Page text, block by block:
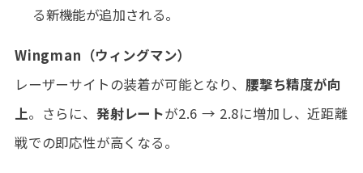
る新機能が追加される。
Wingman（ウィングマン）
レーザーサイトの装着が可能となり、 腰撃ち精度が向
上。さらに、 発射レートが2.6 → 2.8に増加し、近距離
戦での即応性が高くなる。